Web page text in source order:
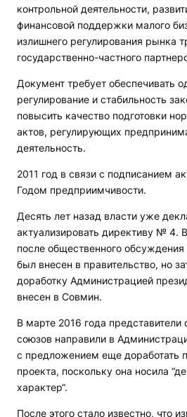
контрольной деятельности,
финансовой поддержки малого
излишнего регулирования рынка
государственно-частного
Документ требует обеспечивать
регулирование и стабильность
повысить качество подготовки
актов, регулирующих
деятельность.
2011 год в связи с подписанием
Годом предприимчивости.
Десять лет назад власти уже
актуализировать директиву № 4.
после общественного
был внесен в правительство, но
доработку Администрацией
внесен в Совмин.
В марте 2016 года представители
союзов направили в
с предложением еще доработать
проекта, поскольку она носила
характер“.
После этого стало известно, что